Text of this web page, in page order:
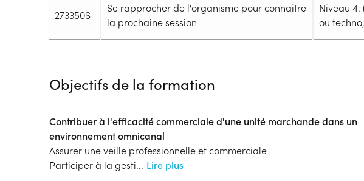
273350S
Se rapprocher de l'organisme pour connaitre
la prochaine session
Niveau 4.
ou
Durée en centre :504h
Rythme :
Hors temps de travail
Type de parcours :Parcours individualisé
Objectifs de la formation
Contribuer à l'efficacité commerciale d'une unité marchande dans un
environnement omnicanal
Assurer une veille professionnelle et commerciale
Participer à la gesti... Lire plus